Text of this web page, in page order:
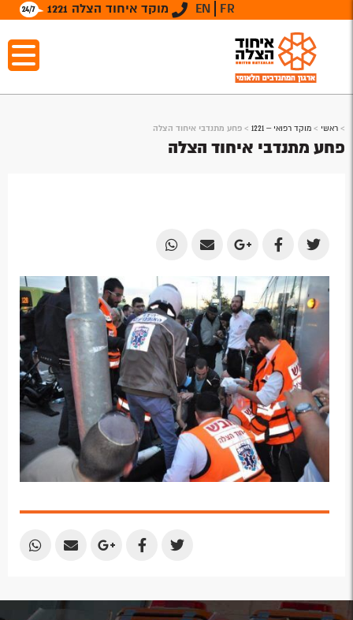
מוקד איחוד הצלה 1221 EN FR
> ראשי > מוקד רפואי – 1221 > פחע מתנדבי איחוד הצלה
פחע מתנדבי איחוד הצלה
Share
on
Twitter
Share
on
Facebook
Share
on
Google
Plus
Share
Email
Share
Email
Share
Share
Share
Share
Share